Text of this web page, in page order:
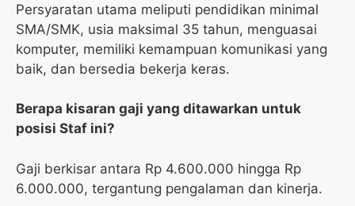
Persyaratan utama meliputi pendidikan minimal
SMA/SMK, usia maksimal 35 tahun, menguasai
komputer, memiliki kemampuan komunikasi yang
baik, dan bersedia bekerja keras.
Berapa kisaran gaji yang ditawarkan untuk
posisi Staf ini?
Gaji berkisar antara Rp 4.600.000 hingga Rp
6.000.000, tergantung pengalaman dan kinerja.